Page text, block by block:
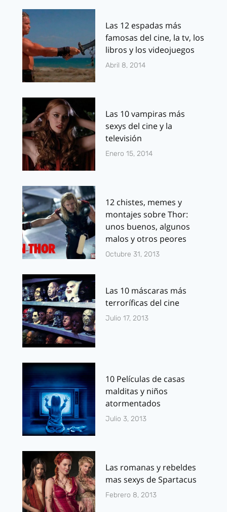
Las 12 espadas más
famosas del cine, la tv, los
libros y los videojuegos
Abril 8, 2014
Las 10 vampiras más
sexys del cine y la
televisión
Enero 15, 2014
12 chistes, memes y
montajes sobre Thor:
unos buenos, algunos
malos y otros peores
Octubre 31, 2013
Las 10 máscaras más
terroríficas del cine
Julio 17, 2013
10 Películas de casas
malditas y niños
atormentados
Julio 3, 2013
Las romanas y rebeldes
mas sexys de Spartacus
Febrero 8, 2013